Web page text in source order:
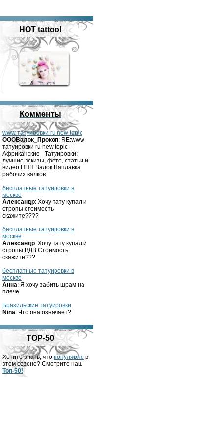
HOT tattoo!
Комменты
www татуировки ru new topic
OOOВалок_Прокоп: RE:www
татуировки ru new topic -
Африканские - Татуировки:
лучшие эскизы, фото, статьи и
видео НПП Валок Наплавка
рабочих валков
бесплатные татуировки в
москве
Александр: Хочу тату купал и
стропы стоимость
скажите????
бесплатные татуировки в
москве
Александр: Хочу тату купал и
стропы ВДВ Стоимость
скажите???
бесплатные татуировки в
москве
Анна: Я хочу забить шрам на
плече
Бразильские татуировки
Nina: Что она означает?
TOP-50
Хотите знать, что популярно в
этом сезоне? Смотрите наш
Топ-50!